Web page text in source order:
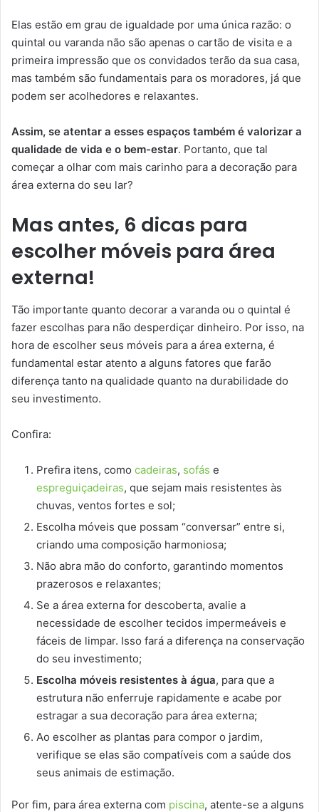
Elas estão em grau de igualdade por uma única razão: o
quintal ou varanda não são apenas o cartão de visita e a
primeira impressão que os convidados terão da sua casa,
mas também são fundamentais para os moradores, já que
podem ser acolhedores e relaxantes.
Assim, se atentar a esses espaços também é valorizar a
qualidade de vida e o bem-estar. Portanto, que tal
começar a olhar com mais carinho para a decoração para
área externa do seu lar?
Mas antes, 6 dicas para
escolher móveis para área
externa!
Tão importante quanto decorar a varanda ou o quintal é
fazer escolhas para não desperdiçar dinheiro. Por isso, na
hora de escolher seus móveis para a área externa, é
fundamental estar atento a alguns fatores que farão
diferença tanto na qualidade quanto na durabilidade do
seu investimento.
Confira:
Prefira itens, como cadeiras, sofás e
espreguiçadeiras, que sejam mais resistentes às
chuvas, ventos fortes e sol;
Escolha móveis que possam “conversar” entre si,
criando uma composição harmoniosa;
Não abra mão do conforto, garantindo momentos
prazerosos e relaxantes;
Se a área externa for descoberta, avalie a
necessidade de escolher tecidos impermeáveis e
fáceis de limpar. Isso fará a diferença na conservação
do seu investimento;
Escolha móveis resistentes à água, para que a
estrutura não enferruje rapidamente e acabe por
estragar a sua decoração para área externa;
Ao escolher as plantas para compor o jardim,
verifique se elas são compatíveis com a saúde dos
seus animais de estimação.
Por fim, para área externa com piscina, atente-se a alguns